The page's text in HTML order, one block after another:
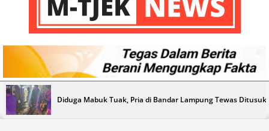
M-
TJEK
NEWS
Primary
Navigation
Menu
Diduga Mabuk Tuak, Pria di Bandar Lampung Tewas Ditusuk